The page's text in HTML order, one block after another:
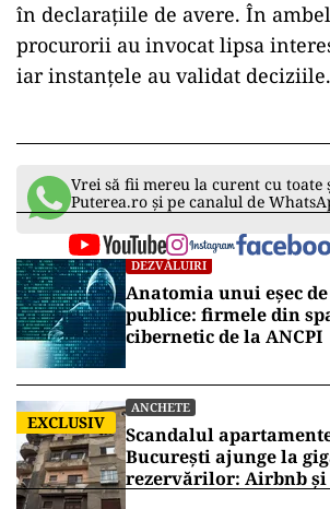
în declarațiile de avere. În
procurorii au invocat lipsa
iar instanțele au validat deciziile.
Vrei să fii mereu la curent cu toate
Puterea.ro și pe canalul de
DEZVĂLUIRI
Anatomia unui eșec
publice: firmele din
cibernetic de la ANCPI
EXCLUSIV
ANCHETE
Scandalul
București ajunge la
rezervărilor: Airbnb și